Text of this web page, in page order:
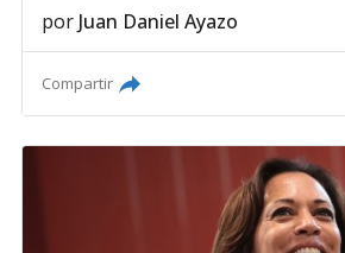
por Juan Daniel Ayazo
Compartir